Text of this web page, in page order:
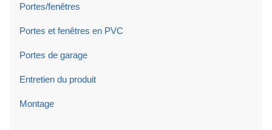
Portes/fenêtres
Portes et fenêtres en PVC
Portes de garage
Entretien du produit
Montage